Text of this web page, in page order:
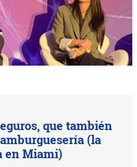
que también
(la
en Miami)